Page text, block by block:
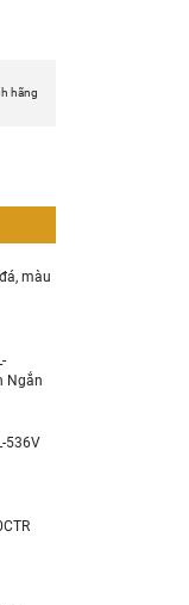
hãng
màu
Ngắn
536V